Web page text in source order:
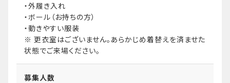
・外履き入れ
・ボール（お持ちの方）
・動きやすい服装
※ 更衣室はございません。あらかじめ着替えを済ませた
状態でご来場ください。
募集人数